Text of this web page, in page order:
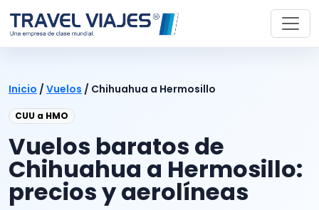
Inicio / Vuelos / Chihuahua a Hermosillo
CUU a HMO
Vuelos baratos de
Chihuahua a Hermosillo:
precios y aerolíneas